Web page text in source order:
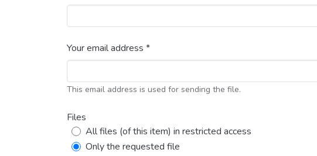
Your email address *
This email address is used for sending the file.
Files
All files (of this item) in restricted access
Only the requested file